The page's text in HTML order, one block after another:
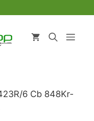
6 Cb 848Kr-